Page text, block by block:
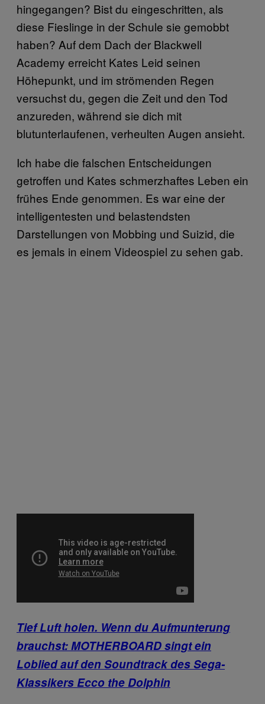
hingegangen? Bist du eingeschritten, als
diese Fieslinge in der Schule sie gemobbt
haben? Auf dem Dach der Blackwell
Academy erreicht Kates Leid seinen
Höhepunkt, und im strömenden Regen
versuchst du, gegen die Zeit und den Tod
anzureden, während sie dich mit
blutunterlaufenen, verheulten Augen ansieht.
Ich habe die falschen Entscheidungen
getroffen und Kates schmerzhaftes Leben ein
frühes Ende genommen. Es war eine der
intelligentesten und belastendsten
Darstellungen von Mobbing und Suizid, die
es jemals in einem Videospiel zu sehen gab.
Tief Luft holen. Wenn du Aufmunterung
brauchst: MOTHERBOARD singt ein
Loblied auf den Soundtrack des Sega-
Klassikers Ecco the Dolphin